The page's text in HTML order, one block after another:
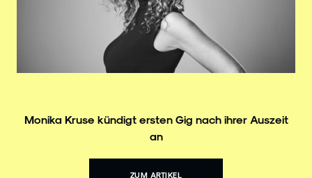
Monika Kruse kündigt ersten Gig nach ihrer Auszeit
an
ZUM ARTIKEL